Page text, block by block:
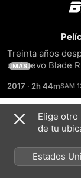
Treinta años
un nuevo Blade
provocar el caos
descubrimiento
Rick Deckard,
desaparecido
MÁS
2017 · 2h 44m
Tráilers
Elige otro
de tu
Estados
México)